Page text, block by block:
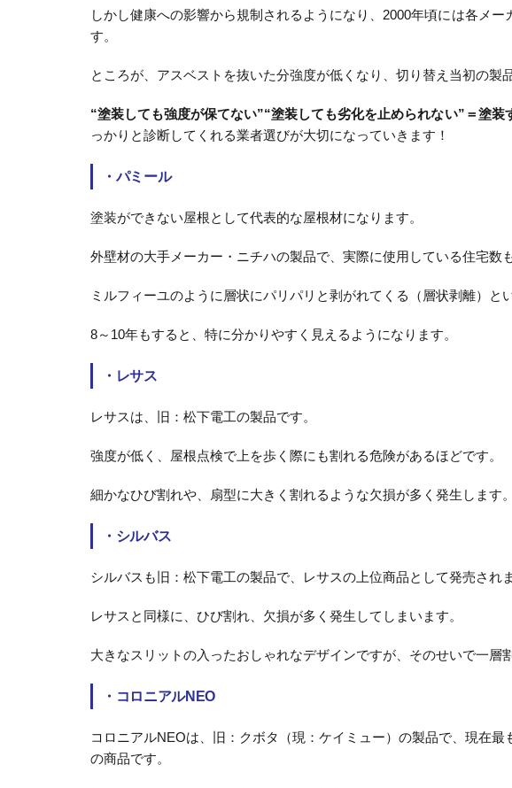
しかし健康への影響から規制されるようになり、2000年頃には各メ
す。
ところが、アスベストを抜いた分強度が低くなり、切り替え当初の製
“塗装しても強度が保てない”“塗装しても劣化を止められない”＝塗装
っかりと診断してくれる業者選びが大切になっていきます！
・パミール
塗装ができない屋根として代表的な屋根材になります。
外壁材の大手メーカー・ニチハの製品で、実際に使用している住宅数
ミルフィーユのように層状にパリパリと剥がれてくる（層状剥離）と
8～10年もすると、特に分かりやすく見えるようになります。
・ レサス
レサスは、旧：松下電工の製品です。
強度が低く、屋根点検で上を歩く際にも割れる危険があるほどです。
細かなひび割れや、扇型に大きく割れるような欠損が多く発生します。
・ シルバス
シルバスも旧：松下電工の製品で、レサスの上位商品として発売されま
レサスと同様に、ひび割れ、欠損が多く発生してしまいます。
大きなスリットの入ったおしゃれなデザインですが、そのせいで一層
・ コロニアルNEO
コロニアルNEOは、旧：クボタ（現：ケイミュー）の製品で、現在最
の商品です。